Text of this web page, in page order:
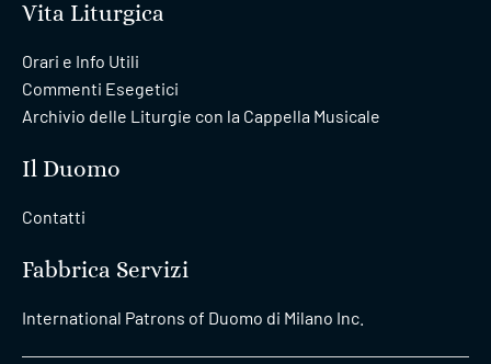
Vita Liturgica
Orari e Info Utili
Commenti Esegetici
Archivio delle Liturgie con la Cappella Musicale
Il Duomo
Contatti
Fabbrica Servizi
International Patrons of Duomo di Milano Inc.